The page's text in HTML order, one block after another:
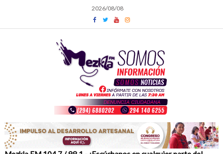
content
2026/08/08